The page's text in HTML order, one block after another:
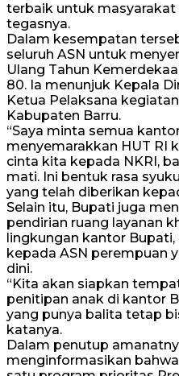
terbaik untuk masyarakat
tegasnya.
Dalam kesempatan
seluruh ASN untuk
Ulang Tahun
80. Ia menunjuk Kepala
Ketua Pelaksana
Kabupaten Barru.
“Saya minta semua
menyemarakkan HUT RI
cinta kita kepada NKRI,
mati. Ini bentuk rasa
yang telah diberikan
Selain itu, Bupati juga
pendirian ruang layanan
lingkungan kantor
kepada ASN perempuan
dini.
“Kita akan siapkan
penitipan anak di kantor
yang punya balita tetap
katanya.
Dalam penutup
menginformasikan